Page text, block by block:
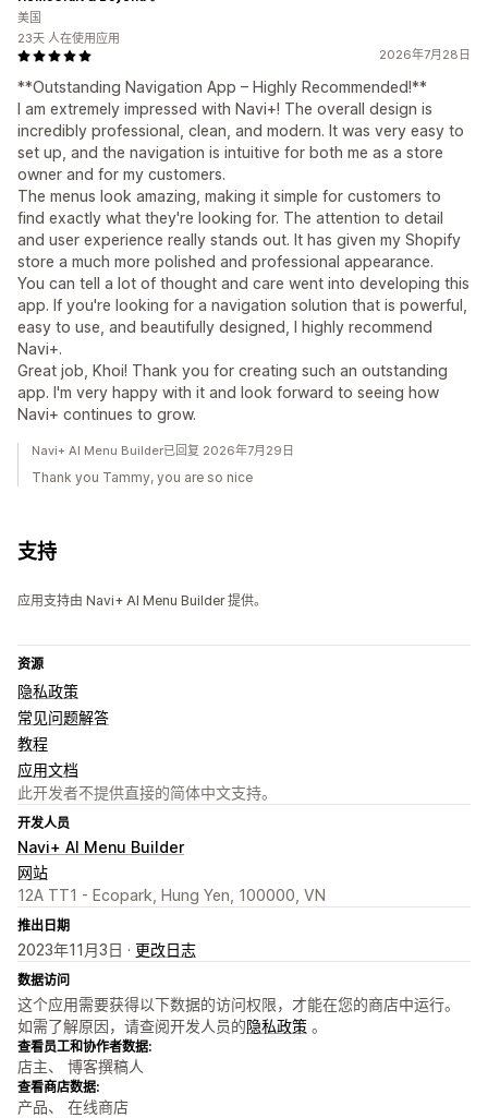
2026年7月28日
**Outstanding Navigation App – Highly Recommended!**
I am extremely impressed with Navi+! The overall design is
incredibly professional, clean, and modern. It was very easy to
set up, and the navigation is intuitive for both me as a store
owner and for my customers.
The menus look amazing, making it simple for customers to
find exactly what they're looking for. The attention to detail
and user experience really stands out. It has given my Shopify
store a much more polished and professional appearance.
You can tell a lot of thought and care went into developing this
app. If you're looking for a navigation solution that is powerful,
easy to use, and beautifully designed, I highly recommend
Navi+.
Great job, Khoi! Thank you for creating such an outstanding
app. I'm very happy with it and look forward to seeing how
Navi+ continues to grow.
美国
23天 人在使用应用
Navi+ AI Menu Builder已回复 2026年7月29日
Thank you Tammy, you are so nice
支持
应用支持由 Navi+ AI Menu Builder 提供。
资源
隐私政策
常见问题解答
教程
应用文档
此开发者不提供直接的简体中文支持。
开发人员
Navi+ AI Menu Builder
网站
12A TT1 - Ecopark, Hung Yen, 100000, VN
推出日期
2023年11月3日 · 更改日志
数据访问
这个应用需要获得以下数据的访问权限，才能在您的商店中运行。
如需了解原因，请查阅开发人员的隐私政策 。
查看员工和协作者数据:
店主、 博客撰稿人
查看商店数据:
产品、 在线商店